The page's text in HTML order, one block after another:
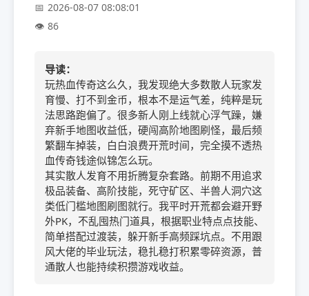
2026-08-07 08:08:01
86
导读：
玩热血传奇这么久，我发现绝大多数散人玩家发
育慢、打不到金币，根本不是运气差，纯粹是玩
法思路跑偏了。很多新人刚上线就心浮气躁，嫌
弃新手地图收益低，硬闯高阶地图刷怪，最后频
繁翻车掉装，白白浪费开荒时间，完全摸不透热
血传奇钱途似锦怎么玩。
其实散人发育不用折腾复杂套路。前期不用追求
极品装备、高阶技能，死守矿区、半兽人洞穴这
类低门槛地图刷图就行。我平时开荒都会避开野
外PK，不乱囤热门道具，根据职业特点点技能、
简单搭配过渡装，躲开新手高频踩坑点。不用跟
风大佬的毕业玩法，稳扎稳打积累零碎资源，普
通散人也能持续积攒游戏收益。